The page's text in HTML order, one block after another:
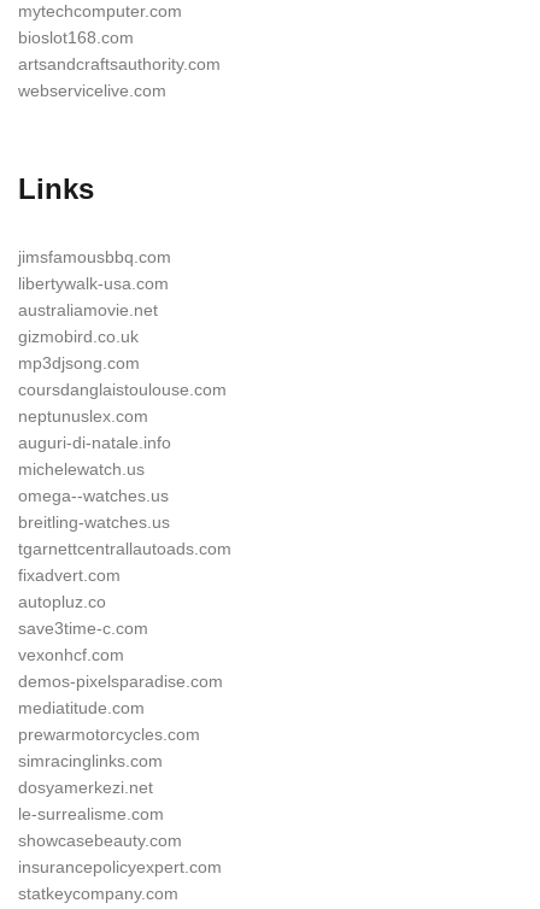
mytechcomputer.com
bioslot168.com
artsandcraftsauthority.com
webservicelive.com
Links
jimsfamousbbq.com
libertywalk-usa.com
australiamovie.net
gizmobird.co.uk
mp3djsong.com
coursdanglaistoulouse.com
neptunuslex.com
auguri-di-natale.info
michelewatch.us
omega--watches.us
breitling-watches.us
tgarnettcentrallautoads.com
fixadvert.com
autopluz.co
save3time-c.com
vexonhcf.com
demos-pixelsparadise.com
mediatitude.com
prewarmotorcycles.com
simracinglinks.com
dosyamerkezi.net
le-surrealisme.com
showcasebeauty.com
insurancepolicyexpert.com
statkeycompany.com